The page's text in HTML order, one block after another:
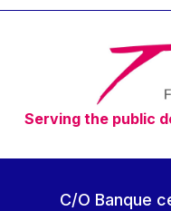
Vassilios
Vítor
Viviane
Walter Hagg
Walter
Werner
Serving the public
C/O Banque